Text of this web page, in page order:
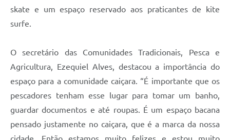
skate e um espaço reservado aos praticantes de kite
surfe.
O secretário das Comunidades Tradicionais, Pesca e
Agricultura, Ezequiel Alves, destacou a importância do
espaço para a comunidade caiçara. “É importante que os
pescadores tenham esse lugar para tomar um banho,
guardar documentos e até roupas. É um espaço bacana
pensado justamente no caiçara, que é a marca da nossa